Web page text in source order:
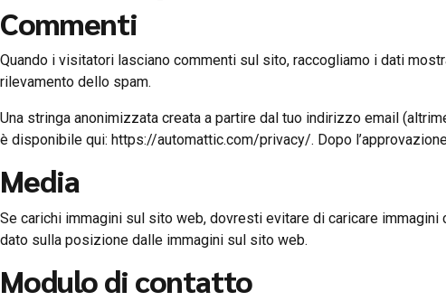
Commenti
Quando i visitatori lasciano commenti sul sito, raccogliamo i dati
rilevamento dello spam.
Una stringa anonimizzata creata a partire dal tuo indirizzo email
è disponibile qui: https://automattic.com/privacy/. Dopo
Media
Se carichi immagini sul sito web, dovresti evitare di caricare
dato sulla posizione dalle immagini sul sito web.
Modulo di contatto